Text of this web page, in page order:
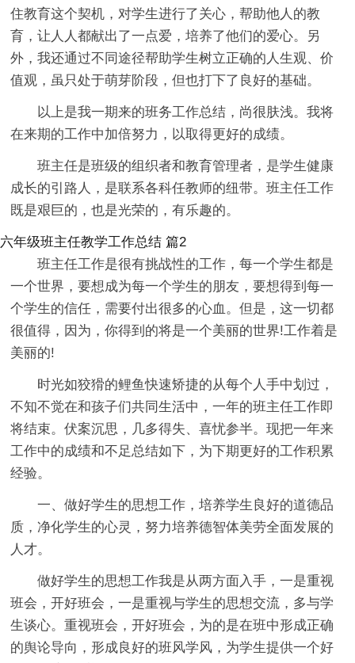
住教育这个契机，对学生进行了关心，帮助他人的教
育，让人人都献出了一点爱，培养了他们的爱心。另
外，我还通过不同途径帮助学生树立正确的人生观、价
值观，虽只处于萌芽阶段，但也打下了良好的基础。
以上是我一期来的班务工作总结，尚很肤浅。我将
在来期的工作中加倍努力，以取得更好的成绩。
班主任是班级的组织者和教育管理者，是学生健康
成长的引路人，是联系各科任教师的纽带。班主任工作
既是艰巨的，也是光荣的，有乐趣的。
六年级班主任教学工作总结 篇2
班主任工作是很有挑战性的工作，每一个学生都是
一个世界，要想成为每一个学生的朋友，要想得到每一
个学生的信任，需要付出很多的心血。但是，这一切都
很值得，因为，你得到的将是一个美丽的世界!工作着是
美丽的!
时光如狡猾的鲤鱼快速矫捷的从每个人手中划过，
不知不觉在和孩子们共同生活中，一年的班主任工作即
将结束。伏案沉思，几多得失、喜忧参半。现把一年来
工作中的成绩和不足总结如下，为下期更好的工作积累
经验。
一、做好学生的思想工作，培养学生良好的道德品
质，净化学生的心灵，努力培养德智体美劳全面发展的
人才。
做好学生的思想工作我是从两方面入手，一是重视
班会，开好班会，一是重视与学生的思想交流，多与学
生谈心。重视班会，开好班会，为的是在班中形成正确
的舆论导向，形成良好的班风学风，为学生提供一个好